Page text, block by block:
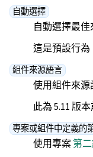
自動選擇
自動選擇最佳
這是預設行為
組件來源語言
使用組件來源
此為 5.11 版
專案或組件中定義的
使用專案第